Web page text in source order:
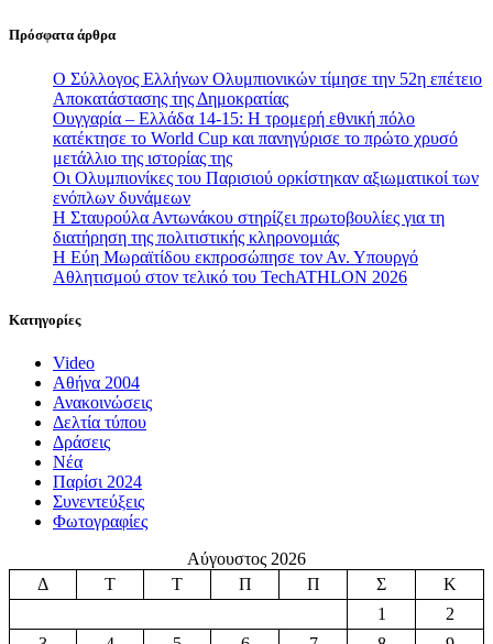
Πρόσφατα άρθρα
Ο Σύλλογος Ελλήνων Ολυμπιονικών τίμησε την 52η επέτειο
Αποκατάστασης της Δημοκρατίας
Ουγγαρία – Ελλάδα 14-15: Η τρομερή εθνική πόλο
κατέκτησε το World Cup και πανηγύρισε το πρώτο χρυσό
μετάλλιο της ιστορίας της
Οι Ολυμπιονίκες του Παρισιού ορκίστηκαν αξιωματικοί των
ενόπλων δυνάμεων
Η Σταυρούλα Αντωνάκου στηρίζει πρωτοβουλίες για τη
διατήρηση της πολιτιστικής κληρονομιάς
Η Εύη Μωραϊτίδου εκπροσώπησε τον Αν. Υπουργό
Αθλητισμού στον τελικό του TechATHLON 2026
Κατηγορίες
Video
Αθήνα 2004
Ανακοινώσεις
Δελτία τύπου
Δράσεις
Νέα
Παρίσι 2024
Συνεντεύξεις
Φωτογραφίες
Αύγουστος 2026
Δ
Τ Τ Π Π Σ
Κ
1
2